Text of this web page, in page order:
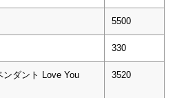
5500
330
ンダント Love You
3520